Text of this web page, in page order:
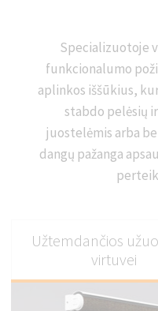
Specializuotoje
funkcionalumo
aplinkos iššūkius,
stabdo pelėsių
juostelėmis arba
dangų pažanga
Užtemdančios
virtuvei